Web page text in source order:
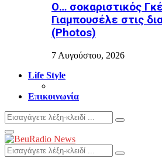
Ο… σοκαριστικός
Γιαμπουσέλε στις
(Photos)
7 Αυγούστου, 2026
Life Style
Επικοινωνία
Search
for:
Search
Primary
Menu
Search
for:
Search